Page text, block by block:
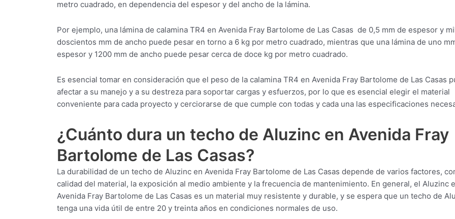
metro cuadrado, en dependencia del espesor y del ancho de la lámina.
Por ejemplo, una lámina de calamina TR4 en Avenida Fray Bartolome de Las Casas de 0,5 mm de espesor y
doscientos mm de ancho puede pesar en torno a 6 kg por metro cuadrado, mientras que una lámina de uno
espesor y 1200 mm de ancho puede pesar cerca de doce kg por metro cuadrado.
Es esencial tomar en consideración que el peso de la calamina TR4 en Avenida Fray Bartolome de Las Casas
afectar a su manejo y a su destreza para soportar cargas y esfuerzos, por lo que es esencial elegir el material
conveniente para cada proyecto y cerciorarse de que cumple con todas y cada una las especificaciones
¿Cuánto dura un techo de Aluzinc en Avenida Fray
Bartolome de Las Casas?
La durabilidad de un techo de Aluzinc en Avenida Fray Bartolome de Las Casas depende de varios factores,
calidad del material, la exposición al medio ambiente y la frecuencia de mantenimiento. En general, el Aluzinc
Avenida Fray Bartolome de Las Casas es un material muy resistente y durable, y se espera que un techo de
tenga una vida útil de entre 20 y treinta años en condiciones normales de uso.